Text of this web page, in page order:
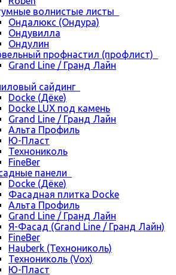
волнистые листы
Ондалюкс (Ондура)
Ондувилла
Ондулин
профнастил (профлист)
Grand Line / Гранд Лайн
сайдинг
Docke (Дёке)
Docke LUX под камень
Grand Line / Гранд Лайн
Альта Профиль
Ю-Пласт
Технониколь
FineBer
панели
Docke (Дёке)
Фасадная плитка Docke
Альта Профиль
Grand Line / Гранд Лайн
Я-Фасад (Grand Line / Гранд Лайн)
FineBer
Hauberk (Технониколь)
Технониколь (Vox)
Ю-Пласт